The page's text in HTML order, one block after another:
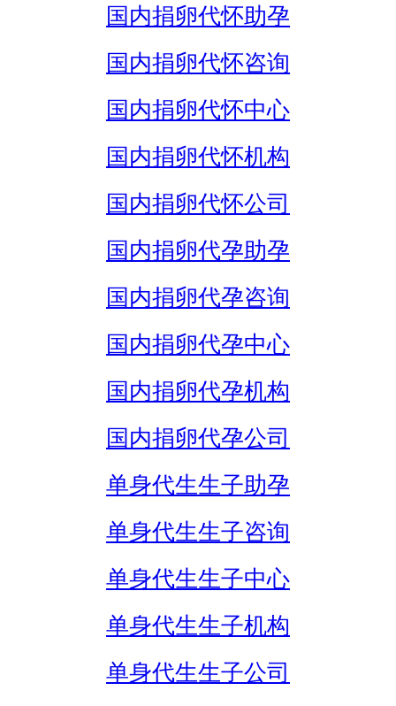
国内捐卵代怀助孕
国内捐卵代怀咨询
国内捐卵代怀中心
国内捐卵代怀机构
国内捐卵代怀公司
国内捐卵代孕助孕
国内捐卵代孕咨询
国内捐卵代孕中心
国内捐卵代孕机构
国内捐卵代孕公司
单身代生生子助孕
单身代生生子咨询
单身代生生子中心
单身代生生子机构
单身代生生子公司